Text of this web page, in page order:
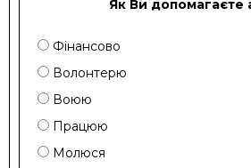
Як Ви допомагаєте
Фінансово
Волонтерю
Воюю
Працюю
Молюся